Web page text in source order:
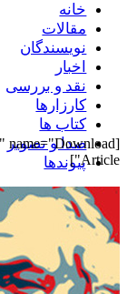
خانه
مقالات
نويسندگان
اخبار
نقد و بررسى
کارزارها
کتاب ها
صدا و تصوير
پيوندها
name="Download
Article"]